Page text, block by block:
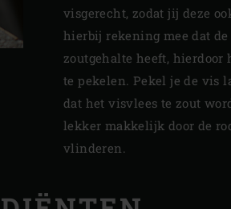
visgerecht, zodat jij deze
hierbij rekening mee dat
zoutgehalte heeft, hierdoor
te pekelen. Pekel je de vis
dat het visvlees te zout
lekker makkelijk door de
vlinderen.